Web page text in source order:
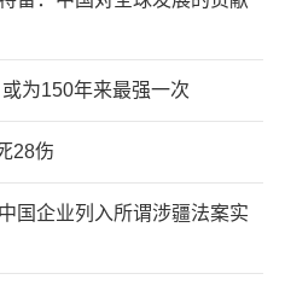
为150年来最强一次
28伤
国企业列入所谓涉疆法案实